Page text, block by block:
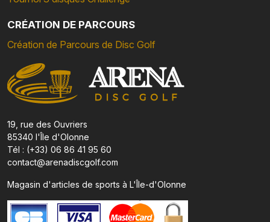
CRÉATION DE PARCOURS
Création de Parcours de Disc Golf
19, rue des Ouvriers
85340 l'Île d'Olonne
Tél : (+33) 06 86 41 95 60
contact@arenadiscgolf.com
Magasin d'articles de sports à L'Île-d'Olonne